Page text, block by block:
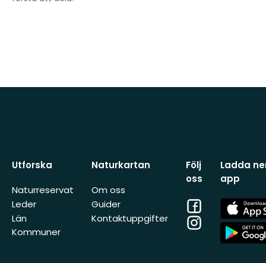
Utforska
Naturreservat
Leder
Län
Kommuner
Naturkartan
Om oss
Guider
Kontaktuppgifter
Följ
oss
Facebook
Instagram
Ladda
app
App
Store
App
Store